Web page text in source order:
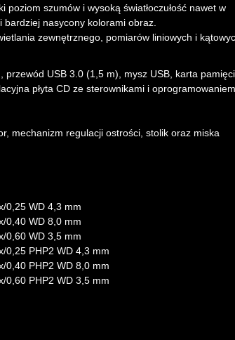
szumów i wysoką światłoczułość nawet w
bardziej nasycony kolorami obraz.
zewnętrznego, pomiarów liniowych i
USB 3.0 (1,5 m), mysz USB, karta
płyta CD ze sterownikami i
mechanizm regulacji ostrości, stolik oraz miska
0,25 WD 4,3 mm
0,40 WD 8,0 mm
0,60 WD 3,5 mm
0,25 PHP2 WD 4,3 mm
0,40 PHP2 WD 8,0 mm
0,60 PHP2 WD 3,5 mm